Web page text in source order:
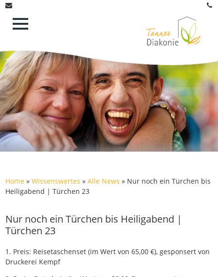
Home »Wissenswertes »Alle News » Nur noch ein Türchen bis
Heiligabend | Türchen 23
Nur noch ein Türchen bis Heiligabend |
Türchen 23
1. Preis: Reisetaschenset (im Wert von 65,00 €), gesponsert von
Druckerei Kempf